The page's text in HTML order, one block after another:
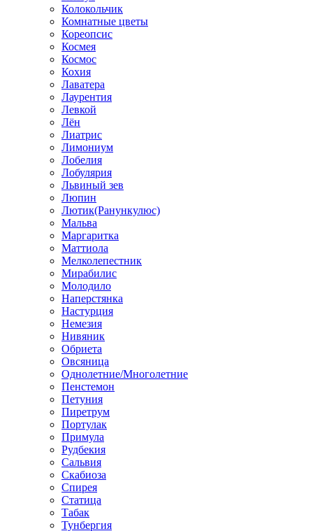
Колокольчик
Комнатные цветы
Кореопсис
Космея
Космос
Кохия
Лаватера
Лаурентия
Левкой
Лён
Лиатрис
Лимониум
Лобелия
Лобулярия
Львиный зев
Люпин
Лютик(Ранункулюс)
Мальва
Маргаритка
Маттиола
Мелколепестник
Мирабилис
Молодило
Наперстянка
Настурция
Немезия
Нивяник
Обриета
Овсяница
Однолетние/Многолетние
Пенстемон
Петуния
Пиретрум
Портулак
Примула
Рудбекия
Сальвия
Скабиоза
Спирея
Статица
Табак
Тунбергия